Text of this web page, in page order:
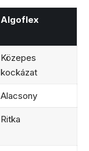
Algoflex
Közepes
kockázat
Alacsony
Ritka